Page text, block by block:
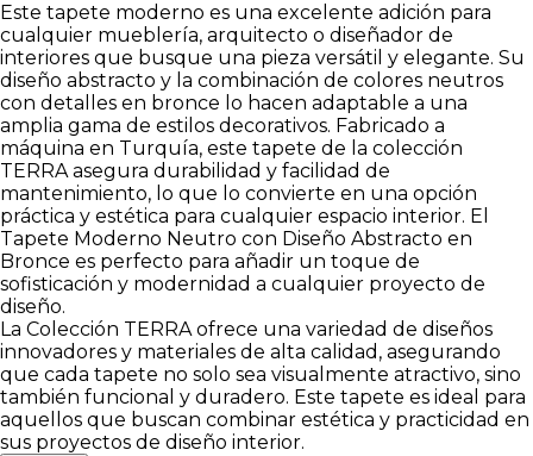
Este tapete moderno es una excelente adición para
cualquier mueblería, arquitecto o diseñador de
interiores que busque una pieza versátil y elegante. Su
diseño abstracto y la combinación de colores neutros
con detalles en bronce lo hacen adaptable a una
amplia gama de estilos decorativos. Fabricado a
máquina en Turquía, este tapete de la colección
TERRA asegura durabilidad y facilidad de
mantenimiento, lo que lo convierte en una opción
práctica y estética para cualquier espacio interior. El
Tapete Moderno Neutro con Diseño Abstracto en
Bronce es perfecto para añadir un toque de
sofisticación y modernidad a cualquier proyecto de
diseño.
La Colección TERRA ofrece una variedad de diseños
innovadores y materiales de alta calidad, asegurando
que cada tapete no solo sea visualmente atractivo, sino
también funcional y duradero. Este tapete es ideal para
aquellos que buscan combinar estética y practicidad en
sus proyectos de diseño interior.